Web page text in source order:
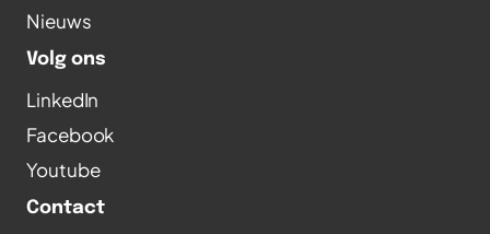
Nieuws
Volg ons
LinkedIn
Facebook
Youtube
Contact